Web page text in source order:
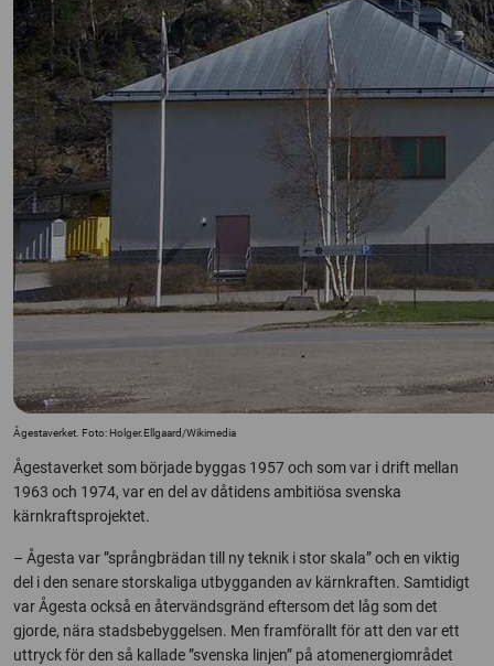
Ågestaverket. Foto: Holger.Ellgaard/Wikimedia
Ågestaverket som började byggas 1957 och som var i drift mellan
1963 och 1974, var en del av dåtidens ambitiösa svenska
kärnkraftsprojektet.
– Ågesta var ”språngbrädan till ny teknik i stor skala” och en viktig
del i den senare storskaliga utbygganden av kärnkraften. Samtidigt
var Ågesta också en återvändsgränd eftersom det låg som det
gjorde, nära stadsbebyggelsen. Men framförallt för att den var ett
uttryck för den så kallade ”svenska linjen” på atomenergiområdet